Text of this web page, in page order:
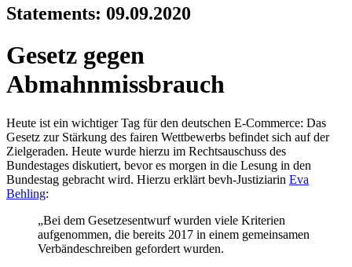
Statements: 09.09.2020
Gesetz gegen
Abmahnmissbrauch
Heute ist ein wichtiger Tag für den deutschen E-Commerce: Das
Gesetz zur Stärkung des fairen Wettbewerbs befindet sich auf der
Zielgeraden. Heute wurde hierzu im Rechtsauschuss des
Bundestages diskutiert, bevor es morgen in die Lesung in den
Bundestag gebracht wird. Hierzu erklärt bevh-Justiziarin Eva
Behling:
„Bei dem Gesetzesentwurf wurden viele Kriterien
aufgenommen, die bereits 2017 in einem gemeinsamen
Verbändeschreiben gefordert wurden.